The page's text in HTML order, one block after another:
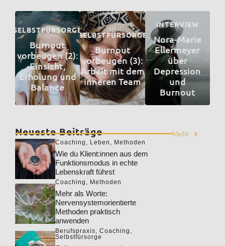
SELBSTFÜRSORGE
Burnout
vorbeugen (2):
Einsicht,
Erholung und
Balance
SELBSTFÜRSORGE
Burnout
vorbeugen (3):
Arbeit mit dem
inneren Team
INTERVIEW
Nora-Marie
Ellermeyer
über
Depression
und
Burnout
Neueste Beiträge Mehr
Coaching Leben Methoden
Wie du Klient:innen aus dem
Funktionsmodus in echte
Lebenskraft führst
Coaching , Methoden
Mehr als Worte:
Nervensystemorientierte
Methoden praktisch
anwenden
Berufspraxis, Coaching ,
Selbstfürsorge